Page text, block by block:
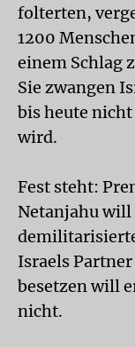
folterten,
1200
einem Schlag
Sie zwangen
bis heute
wird.
Fest steht:
Netanjahu
Israels
besetzen will
nicht.